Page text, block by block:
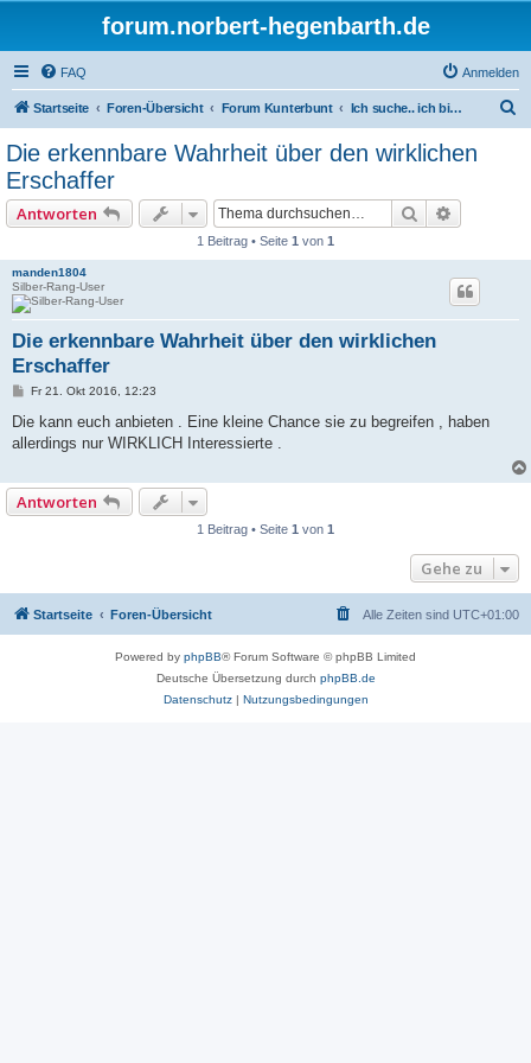
forum.norbert-hegenbarth.de
FAQ Anmelden
Startseite Foren-Übersicht Forum Kunterbunt Ich suche.. ich biete an
Die erkennbare Wahrheit über den wirklichen
Erschaffer
Antworten Suche
1 Beitrag • Seite 1 von 1
manden1804
Silber-Rang-User
Die erkennbare Wahrheit über den wirklichen
Erschaffer
B
i
r
Fr 21. Okt 2016, 12:23
Die kann euch anbieten . Eine kleine Chance sie zu begreifen , haben
allerdings nur WIRKLICH Interessierte .
Antworten
1 Beitrag • Seite 1 von 1
Gehe zu
Startseite Foren-Übersicht Alle Zeiten sind UTC+01:00
Powered by phpBB® Forum Software © phpBB Limited
Deutsche Übersetzung durch phpBB.de
Datenschutz| Nutzungsbedingungen